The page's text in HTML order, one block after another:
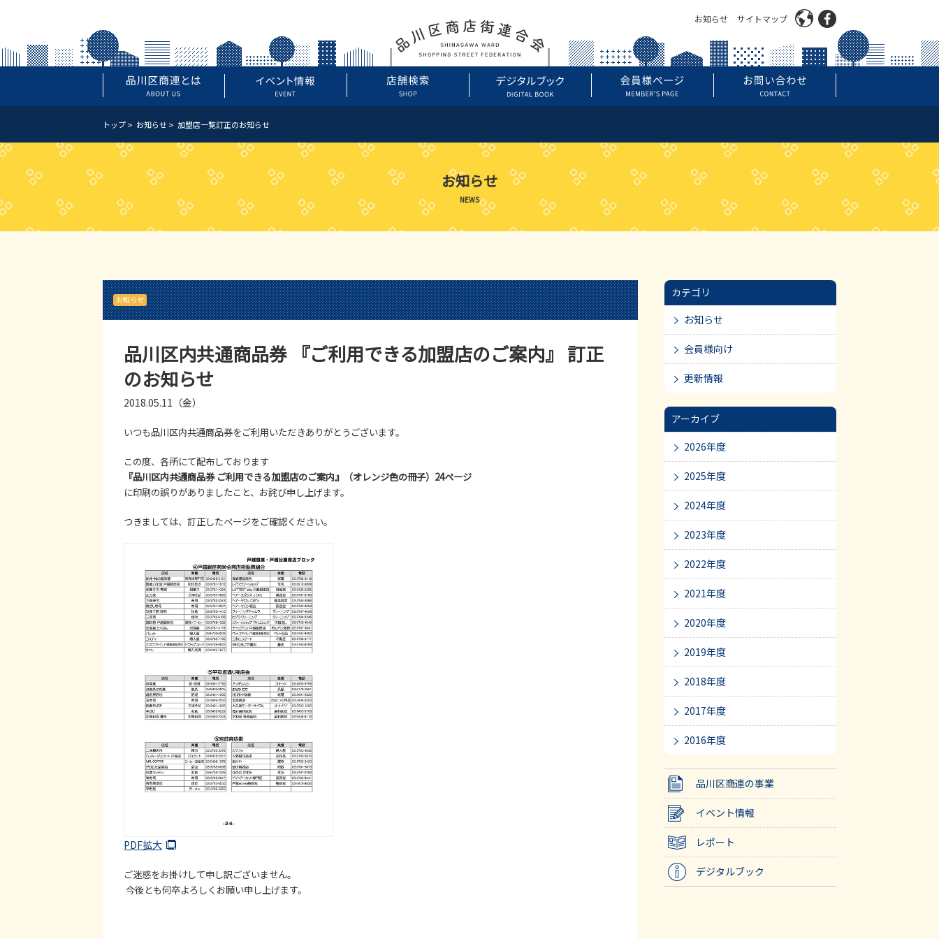
お知らせ サイトマップ
トップ お知らせ 加盟店一覧訂正のお知らせ
お知らせ
NEWS
お知らせ
品川区内共通商品券 『ご利用できる加盟店のご案内』 訂正
のお知らせ
2018.05.11（金）
いつも品川区内共通商品券をご利用いただきありがとうございます。
この度、各所にて配布しております
『品川区内共通商品券 ご利用できる加盟店のご案内』（オレンジ色の冊子）24ページ
に印刷の誤りがありましたこと、お詫び申し上げます。
つきましては、訂正したページをご確認ください。
PDF拡大
ご迷惑をお掛けして申し訳ございません。
今後とも何卒よろしくお願い申し上げます。
カテゴリ
お知らせ
会員様向け
更新情報
アーカイブ
2026年度
2025年度
2024年度
2023年度
2022年度
2021年度
2020年度
2019年度
2018年度
2017年度
2016年度
品川区商連の事業
イベント情報
レポート
デジタルブック